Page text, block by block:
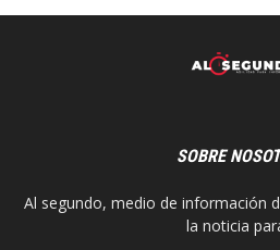
SOBRE
Al segundo, medio de información
la noticia